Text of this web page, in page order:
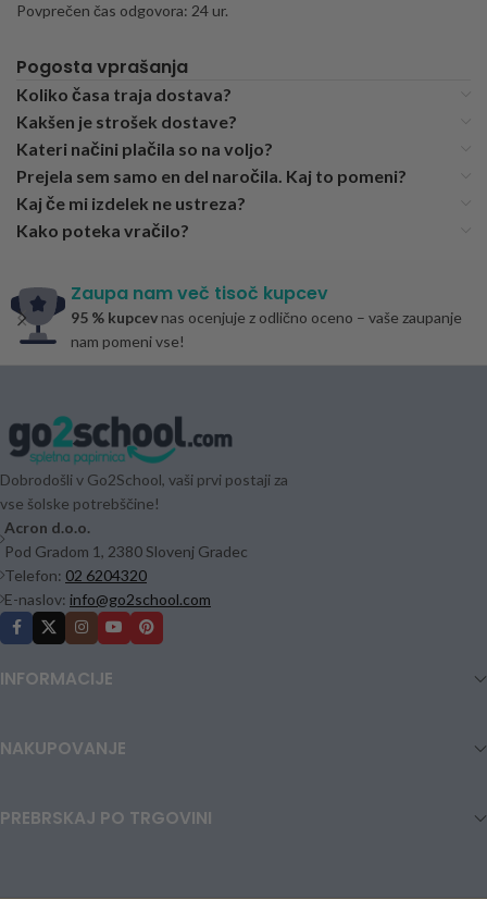
Povprečen čas odgovora: 24 ur.
Pogosta vprašanja
Koliko časa traja dostava?
Kakšen je strošek dostave?
Kateri načini plačila so na voljo?
Prejela sem samo en del naročila. Kaj to pomeni?
Kaj če mi izdelek ne ustreza?
Kako poteka vračilo?
Zaupa nam več tisoč kupcev
95 % kupcev nas ocenjuje z odlično oceno – vaše zaupanje
nam pomeni vse!
Dobrodošli v Go2School, vaši prvi postaji za
vse šolske potrebščine!
Acron d.o.o.
Pod Gradom 1, 2380 Slovenj Gradec
Telefon: 02 6204320
E-naslov: info@go2school.com
INFORMACIJE
NAKUPOVANJE
PREBRSKAJ PO TRGOVINI